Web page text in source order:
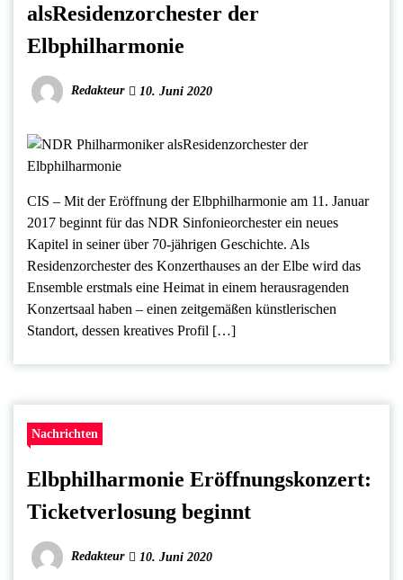
alsResidenzorchester der
Elbphilharmonie
Redakteur 10. Juni 2020
CIS – Mit der Eröffnung der Elbphilharmonie am 11. Januar
2017 beginnt für das NDR Sinfonieorchester ein neues
Kapitel in seiner über 70-jährigen Geschichte. Als
Residenzorchester des Konzerthauses an der Elbe wird das
Ensemble erstmals eine Heimat in einem herausragenden
Konzertsaal haben – einen zeitgemäßen künstlerischen
Standort, dessen kreatives Profil […]
Nachrichten
Elbphilharmonie Eröffnungskonzert:
Ticketverlosung beginnt
Redakteur 10. Juni 2020